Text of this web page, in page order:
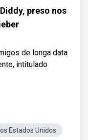
preso nos
de longa data
intitulado
Estados Unidos